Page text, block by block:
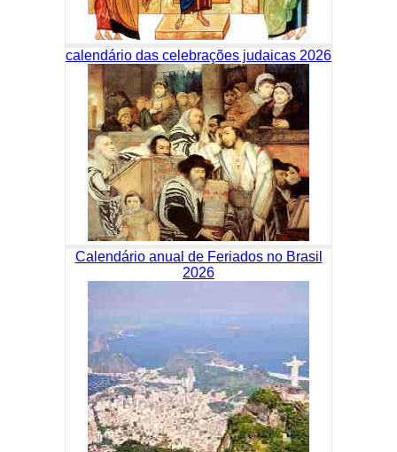
calendário das celebrações judaicas 2026
Calendário anual de Feriados no Brasil
2026